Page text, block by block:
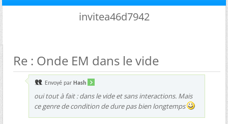
invitea46d7942
Re : Onde EM dans le vide
Envoyé par Hash
oui tout à fait : dans le vide et sans interactions. Mais
ce genre de condition de dure pas bien longtemps